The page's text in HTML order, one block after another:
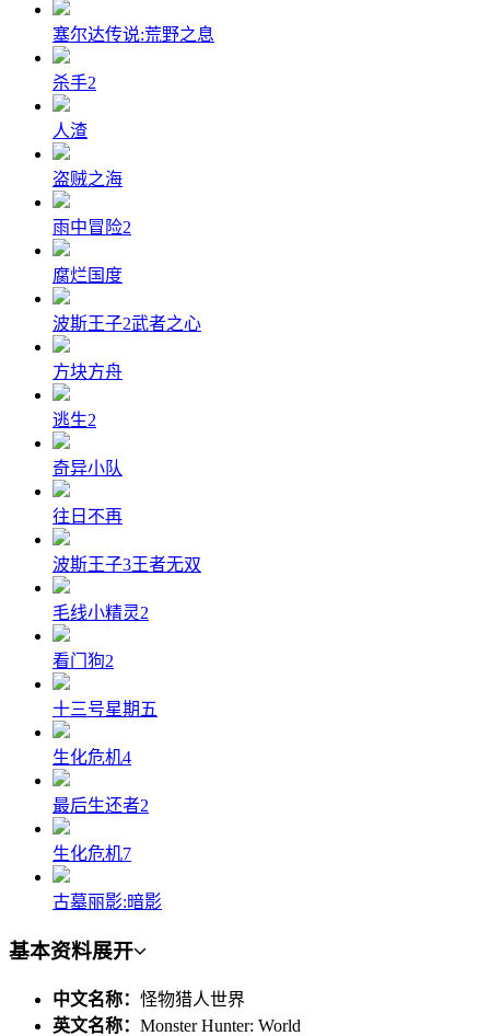
塞尔达传说:荒野之息
杀手2
人渣
盗贼之海
雨中冒险2
腐烂国度
波斯王子2武者之心
方块方舟
逃生2
奇异小队
往日不再
波斯王子3王者无双
毛线小精灵2
看门狗2
十三号星期五
生化危机4
最后生还者2
生化危机7
古墓丽影:暗影
基本资料展开
中文名称： 怪物猎人世界
英文名称： Monster Hunter: World